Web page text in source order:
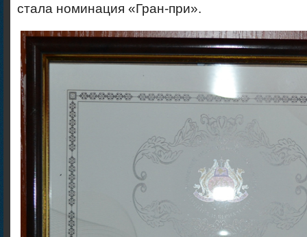
стала номинация «Гран-при».